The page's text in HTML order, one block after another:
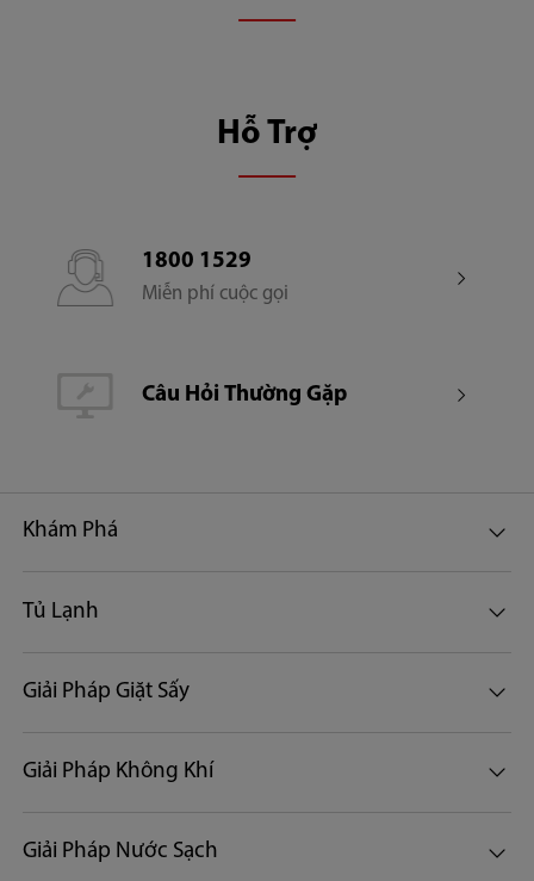
13kg
Hỗ Trợ
1800 1529
Miễn phí cuộc gọi
Câu Hỏi Thường Gặp
Khám Phá
Tủ Lạnh
Giải Pháp Giặt Sấy
Giải Pháp Không Khí
Giải Pháp Nước Sạch